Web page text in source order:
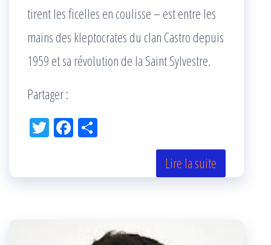
tirent les ficelles en coulisse – est entre les
mains des kleptocrates du clan Castro depuis
1959 et sa révolution de la Saint Sylvestre.
Partager :
Tw Fac
k r
Lire la suite